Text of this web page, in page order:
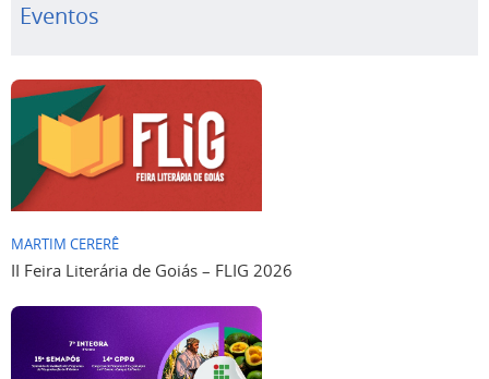
Eventos
MARTIM CERERÊ
II Feira Literária de Goiás – FLIG 2026